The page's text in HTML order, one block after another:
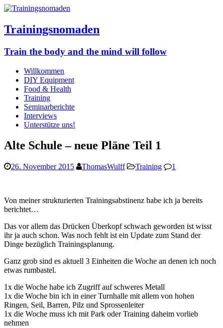
Trainingsnomaden
Train the body and the mind will follow
Willkommen
DIY Equipment
Food & Health
Training
Seminarberichte
Interviews
Unterstütze uns!
Alte Schule – neue Pläne Teil 1
26. November 2015 ThomasWulff Training 1
Von meiner strukturierten Trainingsabstinenz habe ich ja bereits
berichtet…
Das vor allem das Drücken Überkopf schwach geworden ist wisst
ihr ja auch schon. Was noch fehlt ist ein Update zum Stand der
Dinge bezüglich Trainingsplanung.
Ganz grob sind es aktuell 3 Einheiten die Woche an denen ich noch
etwas rumbastel.
1x die Woche habe ich Zugriff auf schweres Metall
1x die Woche bin ich in einer Turnhalle mit allem von hohen
Ringen, Seil, Barren, Pilz und Sprossenleiter
1x die Woche muss ich mit Park oder Training daheim vorlieb
nehmen